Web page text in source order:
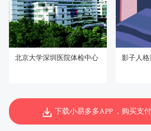
北京大学深圳医院体检中心 影子人格
下载小易多多APP ，购买支